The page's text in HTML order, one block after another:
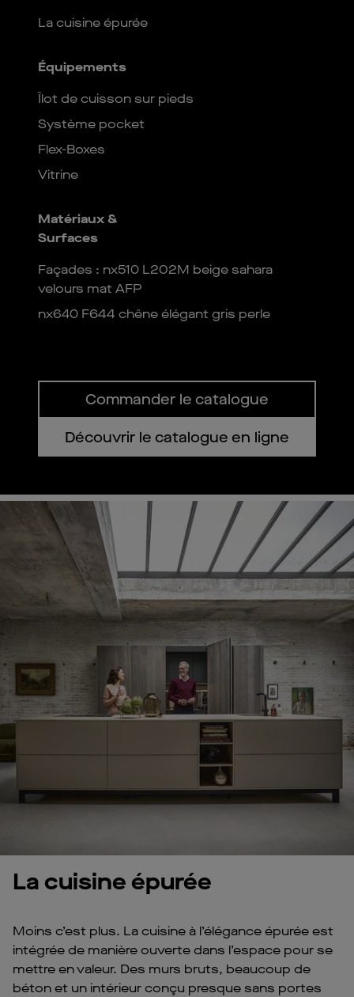
La cuisine épurée
Équipements
Îlot de cuisson sur pieds
Système pocket
Flex-Boxes
Vitrine
Matériaux &
Surfaces
Façades : nx510 L202M beige sahara
velours mat AFP
nx640 F644 chêne élégant gris perle
Commander le catalogue
Découvrir le catalogue en ligne
La cuisine épurée
Moins c’est plus. La cuisine à l’élégance épurée est
intégrée de manière ouverte dans l’espace pour se
mettre en valeur. Des murs bruts, beaucoup de
béton et un intérieur conçu presque sans portes